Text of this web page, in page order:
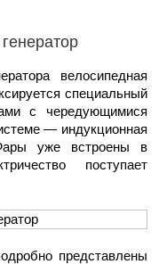
велосипедная
специальный
с чередующимися
— индукционная
уже встроены в
поступает
представлены